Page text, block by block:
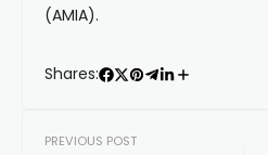
(AMIA).
Shares:
PREVIOUS POST